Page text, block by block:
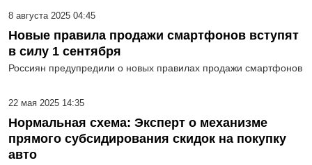
8 августа 2025 04:45
Новые правила продажи смартфонов вступят
в силу 1 сентября
Россиян предупредили о новых правилах продажи смартфонов
22 мая 2025 14:35
Нормальная схема: Эксперт о механизме
прямого субсидирования скидок на покупку
авто